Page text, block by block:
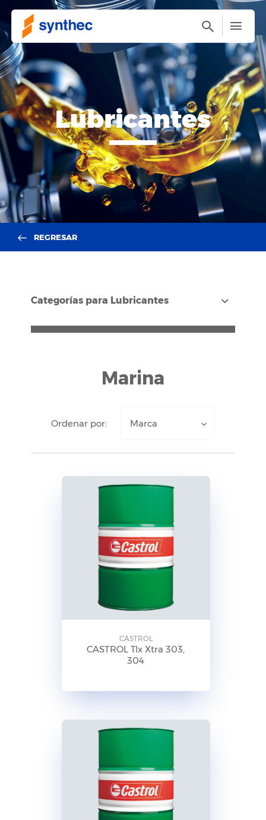
Lubricantes
REGRESAR
Categorías para Lubricantes
Marina
Ordenar por: Marca
CASTROL
CASTROL Tlx Xtra 303,
304